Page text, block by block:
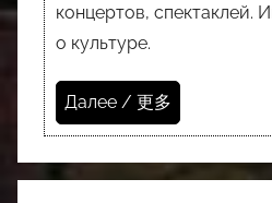
концертов, спектаклей.
о культуре.
Далее / 更多